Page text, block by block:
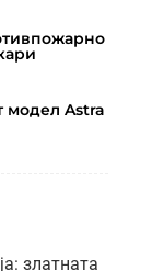
модел Astra
златната